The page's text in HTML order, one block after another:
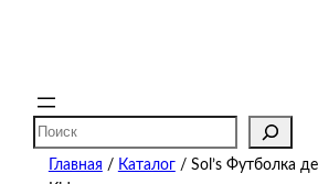
Поиск
Главная / Каталог/ Sol’s Футболка